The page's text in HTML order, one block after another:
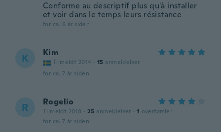
Conforme au descriptif plus qu'à installer
et voir dans le temps leurs résistance
for ca. 6 år siden
K Kim
Tilmeldt 2014 · 15 anmeldelser
for ca. 7 år siden
R Rogelio
Tilmeldt 2018 · 25 anmeldelser · 1 overførsler
for ca. 7 år siden